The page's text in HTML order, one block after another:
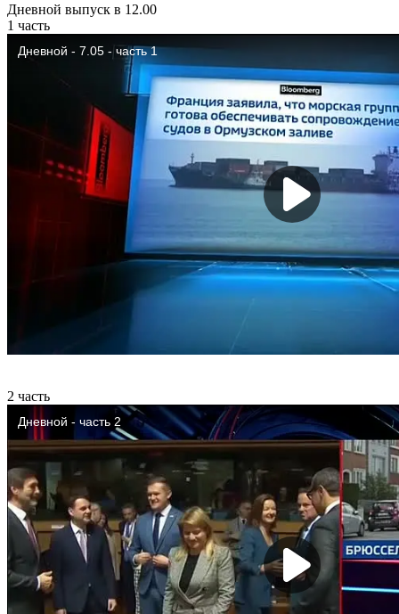
Дневной выпуск в 12.00
1 часть
2 часть